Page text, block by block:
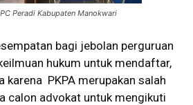
Peradi Kabupaten Manokwari
bagi jebolan perguruan
hukum untuk mendaftar,
karena PKPA merupakan salah
calon advokat untuk mengikuti